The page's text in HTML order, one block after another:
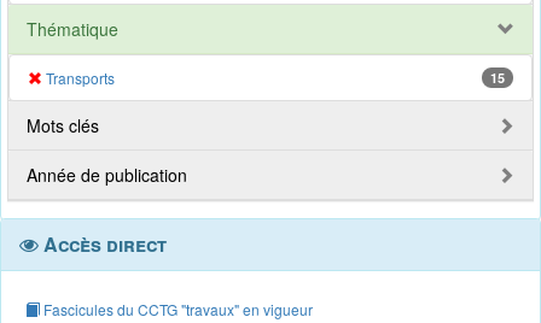
Thématique
Transports 15
Mots clés
Année de publication
Accès direct
Fascicules du CCTG "travaux" en vigueur